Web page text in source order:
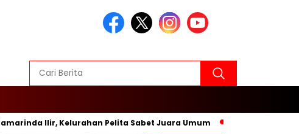
Ilir, Kelurahan Pelita Sabet Juara Umum Inovasi Baru, Wali